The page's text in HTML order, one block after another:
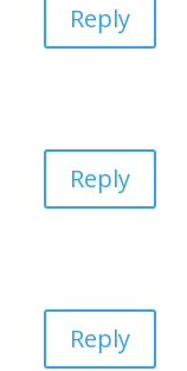
Reply
Reply
Reply